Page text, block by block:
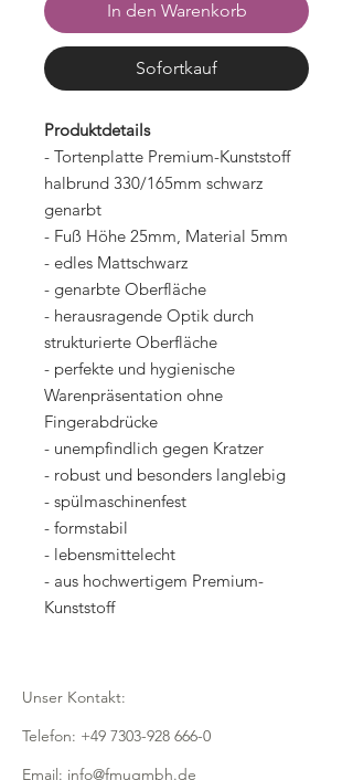
In den Warenkorb
Sofortkauf
Produktdetails
- Tortenplatte Premium-Kunststoff
halbrund 330/165mm schwarz
genarbt
- Fuß Höhe 25mm, Material 5mm
- edles Mattschwarz
- genarbte Oberfläche
- herausragende Optik durch
strukturierte Oberfläche
- perfekte und hygienische
Warenpräsentation ohne
Fingerabdrücke
- unempfindlich gegen Kratzer
- robust und besonders langlebig
- spülmaschinenfest
- formstabil
- lebensmittelecht
- aus hochwertigem Premium-
Kunststoff
Unser Kontakt:
Telefon: +49 7303-928 666-0
Email: info@fmugmbh.de